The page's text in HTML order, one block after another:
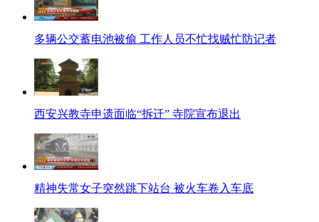
多辆公交蓄电池被偷 工作人员不忙找贼忙防记者
西安兴教寺申遗面临“拆迁” 寺院宣布退出
精神失常女子突然跳下站台 被火车卷入车底